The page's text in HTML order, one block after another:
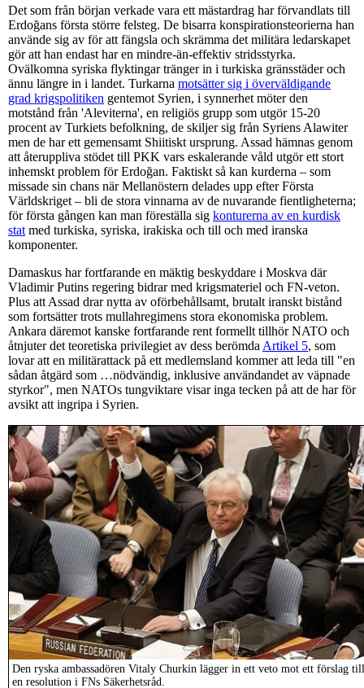
Det som från början verkade vara ett mästardrag har förvandlats till
Erdoğans första större felsteg. De bisarra konspirationsteorierna han
använde sig av för att fängsla och skrämma det militära ledarskapet
gör att han endast har en mindre-än-effektiv stridsstyrka.
Ovälkomna syriska flyktingar tränger in i turkiska gränsstäder och
ännu längre in i landet. Turkarna motsätter sig i överväldigande
grad krigspolitiken gentemot Syrien, i synnerhet möter den
motstånd från 'Aleviterna', en religiös grupp som utgör 15-20
procent av Turkiets befolkning, de skiljer sig från Syriens Alawiter
men de har ett gemensamt Shiitiskt ursprung. Assad hämnas genom
att återuppliva stödet till PKK vars eskalerande våld utgör ett stort
inhemskt problem för Erdoğan. Faktiskt så kan kurderna – som
missade sin chans när Mellanöstern delades upp efter Första
Världskriget – bli de stora vinnarna av de nuvarande fientligheterna;
för första gången kan man föreställa sig konturerna av en kurdisk
stat med turkiska, syriska, irakiska och till och med iranska
komponenter.
Damaskus har fortfarande en mäktig beskyddare i Moskva där
Vladimir Putins regering bidrar med krigsmateriel och FN-veton.
Plus att Assad drar nytta av oförbehållsamt, brutalt iranskt bistånd
som fortsätter trots mullahregimens stora ekonomiska problem.
Ankara däremot kanske fortfarande rent formellt tillhör NATO och
åtnjuter det teoretiska privilegiet av dess berömda Artikel 5, som
lovar att en militärattack på ett medlemsland kommer att leda till "en
sådan åtgärd som …nödvändig, inklusive användandet av väpnade
styrkor", men NATOs tungviktare visar inga tecken på att de har för
avsikt att ingripa i Syrien.
Den ryska ambassadören Vitaly Churkin lägger in ett veto mot ett förslag till
en resolution i FNs Säkerhetsråd.